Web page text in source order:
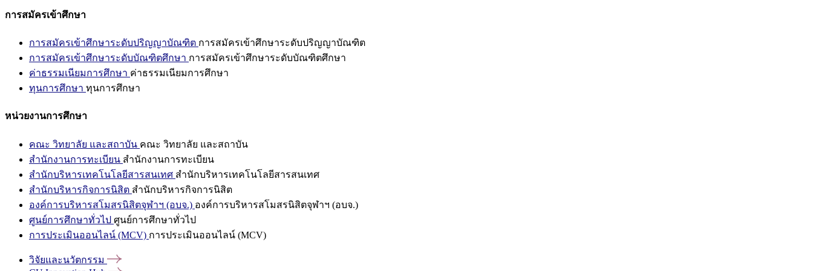
การสมัครเข้าศึกษา
การสมัครเข้าศึกษาระดับปริญญาบัณฑิต การสมัครเข้าศึกษาระดับปริญญาบัณฑิต
การสมัครเข้าศึกษาระดับบัณฑิตศึกษา การสมัครเข้าศึกษาระดับบัณฑิตศึกษา
ค่าธรรมเนียมการศึกษา ค่าธรรมเนียมการศึกษา
ทุนการศึกษา ทุนการศึกษา
หน่วยงานการศึกษา
คณะ วิทยาลัย และสถาบัน คณะ วิทยาลัย และสถาบัน
สำนักงานการทะเบียน สำนักงานการทะเบียน
สำนักบริหารเทคโนโลยีสารสนเทศ สำนักบริหารเทคโนโลยีสารสนเทศ
สำนักบริหารกิจการนิสิต สำนักบริหารกิจการนิสิต
องค์การบริหารสโมสรนิสิตจุฬาฯ (อบจ.) องค์การบริหารสโมสรนิสิตจุฬาฯ (อบจ.)
ศูนย์การศึกษาทั่วไป ศูนย์การศึกษาทั่วไป
การประเมินออนไลน์ (MCV) การประเมินออนไลน์ (MCV)
วิจัยและนวัตกรรม